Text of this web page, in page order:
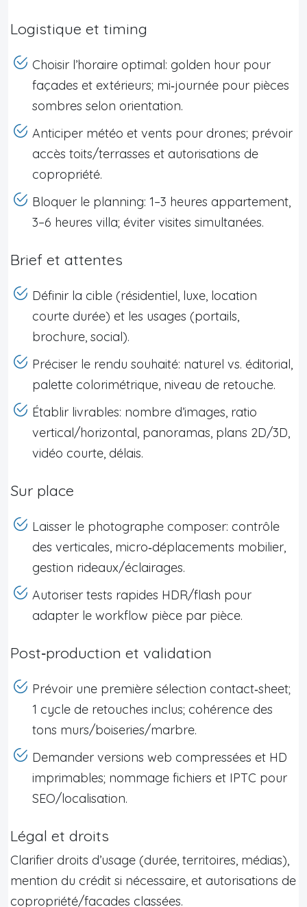
Logistique et timing
Choisir l’horaire optimal: golden hour pour
façades et extérieurs; mi‑journée pour pièces
sombres selon orientation.
Anticiper météo et vents pour drones; prévoir
accès toits/terrasses et autorisations de
copropriété.
Bloquer le planning: 1–3 heures appartement,
3–6 heures villa; éviter visites simultanées.
Brief et attentes
Définir la cible (résidentiel, luxe, location
courte durée) et les usages (portails,
brochure, social).
Préciser le rendu souhaité: naturel vs. éditorial,
palette colorimétrique, niveau de retouche.
Établir livrables: nombre d’images, ratio
vertical/horizontal, panoramas, plans 2D/3D,
vidéo courte, délais.
Sur place
Laisser le photographe composer: contrôle
des verticales, micro‑déplacements mobilier,
gestion rideaux/éclairages.
Autoriser tests rapides HDR/flash pour
adapter le workflow pièce par pièce.
Post‑production et validation
Prévoir une première sélection contact‑sheet;
1 cycle de retouches inclus; cohérence des
tons murs/boiseries/marbre.
Demander versions web compressées et HD
imprimables; nommage fichiers et IPTC pour
SEO/localisation.
Légal et droits
Clarifier droits d’usage (durée, territoires, médias),
mention du crédit si nécessaire, et autorisations de
copropriété/facades classées.